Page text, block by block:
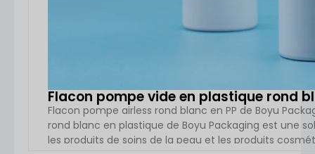
Flacon pompe vide en plastique rond
Flacon pompe airless rond blanc en PP de Boyu
rond blanc en plastique de Boyu Packaging est une
les produits de soins de la peau et les produits